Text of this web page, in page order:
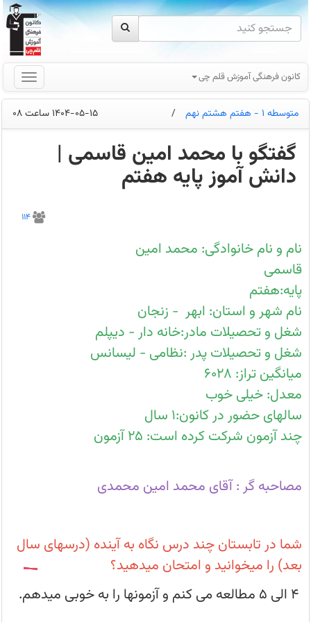
کانون فرهنگی آموزش قلم چی
متوسطه 1 - هفتم هشتم نهم / 1404-05-15 ساعت 08
گفتگو با محمد امین قاسمی |
دانش آموز پایه هفتم
قاسمی
دانش
آموز
پایه
هفتم
|
نمایندگی
ابهر
114
نام و نام خانوادگی: محمد امین
قاسمی
پایه:هفتم
نام شهر و استان: ابهر - زنجان
شغل و تحصیلات مادر:خانه دار - دیپلم
شغل و تحصیلات پدر :نظامی - لیسانس
میانگین تراز: ۶۰۲۸
معدل: خیلی خوب
سالهای حضور در کانون:۱ سال
چند آزمون شرکت کرده است: ۲۵ آزمون
مصاحبه گر : آقای محمد امین محمدی
شما در تابستان چند درس نگاه به آینده (درسهای سال
بعد) را میخوانید و امتحان میدهید؟
۴ الی ۵
مطالعه می کنم و آزمونها را به خوبی میدهم.